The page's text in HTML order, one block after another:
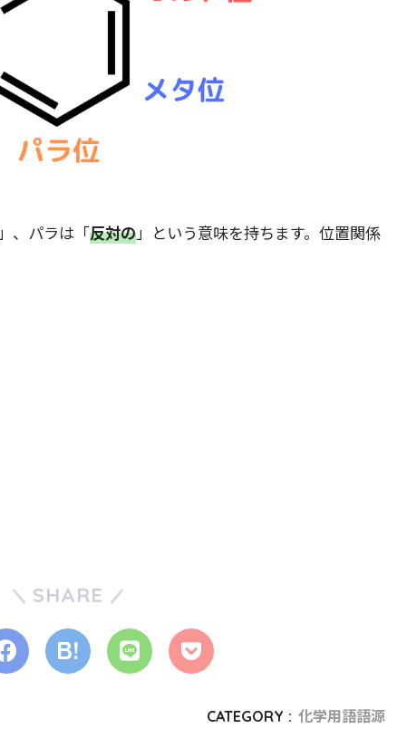
、パラは「反対の」という意味を持ちます。位置関係
SHARE
CATEGORY : 化学用語語源